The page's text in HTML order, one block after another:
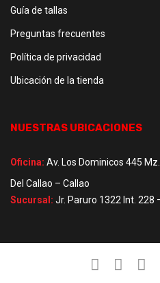
Guía de tallas
Preguntas frecuentes
Política de privacidad
Ubicación de la tienda
NUESTRAS UBICACIONES
Oficina: Av. Los Dominicos 445
Del Callao – Callao
Sucursal: Jr. Paruro 1322 Int. 228